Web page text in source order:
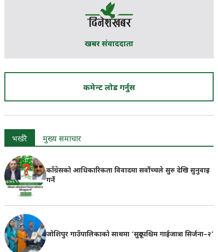
खबर संवाददाता
कमेन्ट लोड गर्नुस
भर्खरै मुख्य समाचार
काँग्रेसको आधिकारिकता विवादमा सर्वोच्चले सुरु देखि सुनुवाइ
गर्ने
जोशिपुर गाउँपालिकाको साथमा ‘सुदूरपश्चिम गाईजात्रा सिर्जना–२’